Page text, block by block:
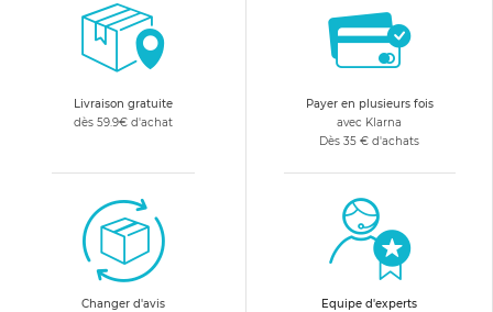
Livraison gratuite
dès 59.9€ d'achat
Payer en plusieurs fois
avec Klarna
Dès 35 € d'achats
Changer d'avis
Equipe d'experts